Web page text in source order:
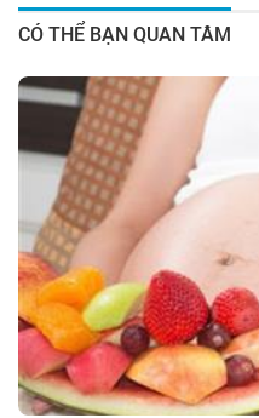
CÓ THỂ BẠN QUAN TÂM